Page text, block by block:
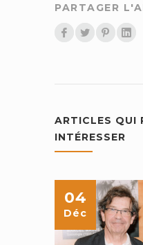
PARTAGER
ARTICLES QUI
INTÉRESSER
04
Déc